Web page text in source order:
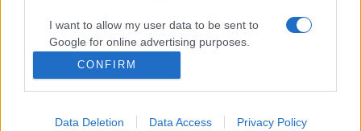
I want to allow my user data to be sent to
Google for online advertising purposes.
I want to allow Google to send me
personalized advertising.
I want to allow Google to enable storage
CONFIRM
Data Deletion Data Access Privacy Policy